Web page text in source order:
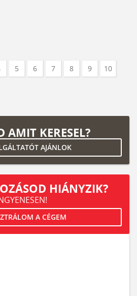
5 6 7 8 9
10
AMIT KERESEL?
AJÁNLOK
HIÁNYZIK?
A CÉGEM